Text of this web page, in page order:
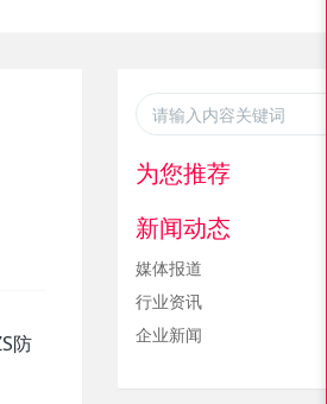
防
为您推荐
新闻动态
媒体报道
行业资讯
企业新闻